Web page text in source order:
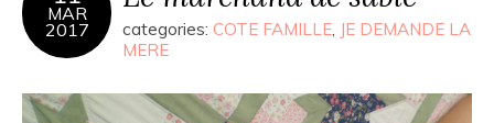
MAR
2017 categories: COTE FAMILLE, JE DEMANDE LA
MERE